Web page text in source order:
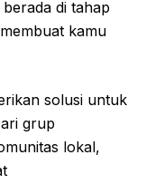
di tahap
kamu
solusi untuk
grup
lokal,